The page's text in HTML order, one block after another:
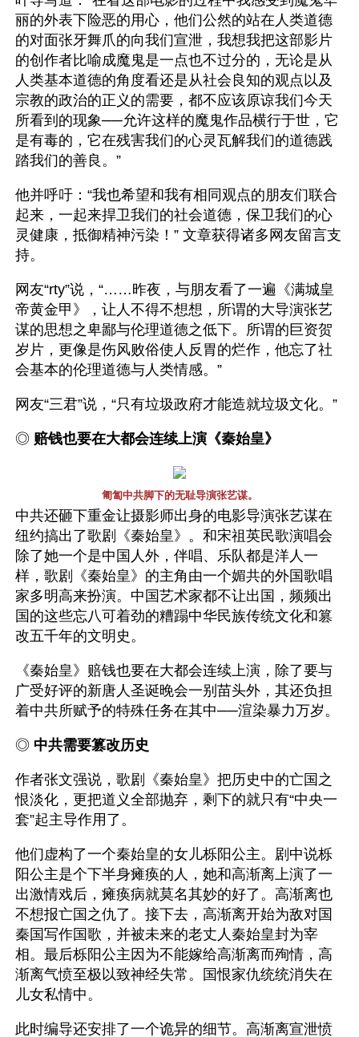
丽的外表下险恶的用心，他们公然的站在人类道德
的对面张牙舞爪的向我们宣泄，我想我把这部影片
的创作者比喻成魔鬼是一点也不过分的，无论是从
人类基本道德的角度看还是从社会良知的观点以及
宗教的政治的正义的需要，都不应该原谅我们今天
所看到的现象──允许这样的魔鬼作品横行于世，它
是有毒的，它在残害我们的心灵瓦解我们的道德践
踏我们的善良。”
他并呼吁：“我也希望和我有相同观点的朋友们联合
起来，一起来捍卫我们的社会道德，保卫我们的心
灵健康，抵御精神污染！” 文章获得诸多网友留言支
持。
网友“rty”说，“……昨夜，与朋友看了一遍《满城皇
帝黄金甲》，让人不得不想想，所谓的大导演张艺
谋的思想之卑鄙与伦理道德之低下。所谓的巨资贺
岁片，更像是伤风败俗使人反胃的烂作，他忘了社
会基本的伦理道德与人类情感。”
网友“三君”说，“只有垃圾政府才能造就垃圾文化。”
◎ 赔钱也要在大都会连续上演《秦始皇》
匍匐中共脚下的无耻导演张艺谋。
中共还砸下重金让摄影师出身的电影导演张艺谋在
纽约搞出了歌剧《秦始皇》。和宋祖英民歌演唱会
除了她一个是中国人外，伴唱、乐队都是洋人一
样，歌剧《秦始皇》的主角由一个媚共的外国歌唱
家多明高来扮演。中国艺术家都不让出国，频频出
国的这些忘八可着劲的糟蹋中华民族传统文化和篡
改五千年的文明史。
《秦始皇》赔钱也要在大都会连续上演，除了要与
广受好评的新唐人圣诞晚会一别苗头外，其还负担
着中共所赋予的特殊任务在其中──渲染暴力万岁。
◎ 中共需要篡改历史
作者张文强说，歌剧《秦始皇》把历史中的亡国之
恨淡化，更把道义全部抛弃，剩下的就只有“中央一
套”起主导作用了。
他们虚构了一个秦始皇的女儿栎阳公主。剧中说栎
阳公主是个下半身瘫痪的人，她和高渐离上演了一
出激情戏后，瘫痪病就莫名其妙的好了。高渐离也
不想报亡国之仇了。接下去，高渐离开始为敌对国
秦国写作国歌，并被未来的老丈人秦始皇封为宰
相。最后栎阳公主因为不能嫁给高渐离而殉情，高
渐离气愤至极以致神经失常。国恨家仇统统消失在
儿女私情中。
此时编导还安排了一个诡异的细节。高渐离宣泄愤